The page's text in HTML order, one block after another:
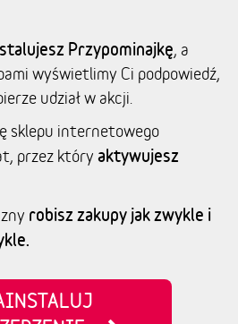
Przypominajkę, a
wyświetlimy Ci podpowiedź,
udział w akcji.
sklepu internetowego
przez który aktywujesz
robisz zakupy jak zwykle i